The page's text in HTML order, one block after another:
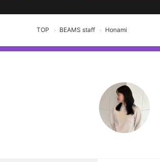
TOP > BEAMS staff > Honami